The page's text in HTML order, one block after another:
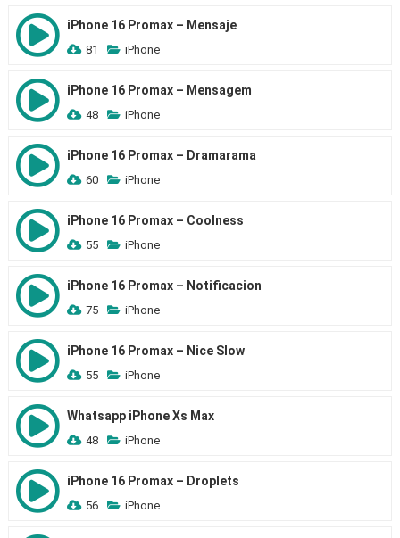
iPhone 16 Promax – Mensaje
81 iPhone
iPhone 16 Promax – Mensagem
48 iPhone
iPhone 16 Promax – Dramarama
60 iPhone
iPhone 16 Promax – Coolness
55 iPhone
iPhone 16 Promax – Notificacion
75 iPhone
iPhone 16 Promax – Nice Slow
55 iPhone
Whatsapp iPhone Xs Max
48 iPhone
iPhone 16 Promax – Droplets
56 iPhone